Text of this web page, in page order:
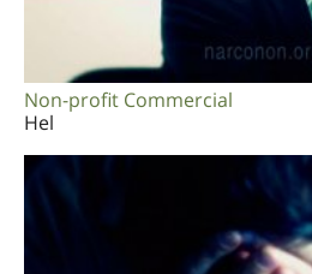
Non-profit Commercial
Hel